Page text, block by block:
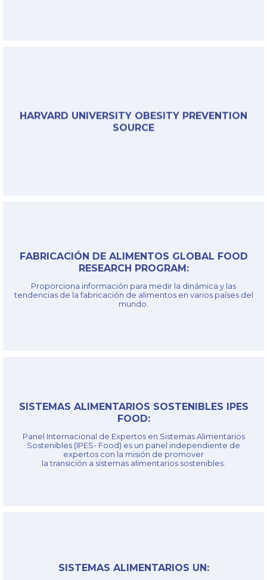
HARVARD UNIVERSITY OBESITY PREVENTION
SOURCE
FABRICACIÓN DE ALIMENTOS GLOBAL FOOD
RESEARCH PROGRAM:
Proporciona información para medir la dinámica y las
tendencias de la fabricación de alimentos en varios países del
mundo.
§
Link
SISTEMAS ALIMENTARIOS SOSTENIBLES IPES
FOOD:
Panel Internacional de Expertos en Sistemas Alimentarios
Sostenibles (IPES- Food) es un panel independiente de
expertos con la misión de promover
la transición a sistemas alimentarios sostenibles.
§
Link
SISTEMAS ALIMENTARIOS UN:
§